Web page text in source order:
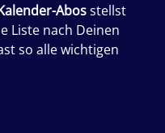
Abosstellst
Liste nach Deinen
so alle wichtigen